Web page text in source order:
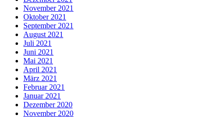
November 2021
Oktober 2021
September 2021
August 2021
Juli 2021
Juni 2021
Mai 2021
April 2021
März 2021
Februar 2021
Januar 2021
Dezember 2020
November 2020